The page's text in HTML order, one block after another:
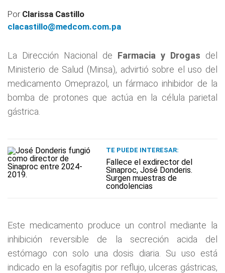
Por Clarissa Castillo
clacastillo@medcom.com.pa
La Dirección Nacional de Farmacia y Drogas del
Ministerio de Salud (Minsa), advirtió sobre el uso del
medicamento Omeprazol, un fármaco inhibidor de la
bomba de protones que actúa en la célula parietal
gástrica.
TE PUEDE INTERESAR:
Fallece el exdirector del
Sinaproc, José Donderis.
Surgen muestras de
condolencias
Este medicamento produce un control mediante la
inhibición reversible de la secreción acida del
estómago con solo una dosis diaria. Su uso está
indicado en la esofagitis por reflujo, ulceras gástricas,